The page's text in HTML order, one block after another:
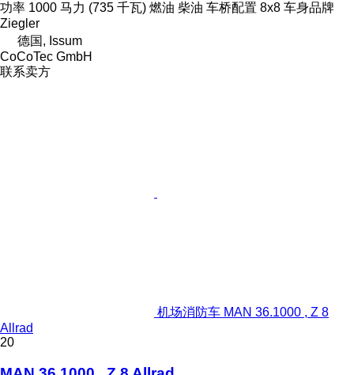
功率 1000 马力 (735 千瓦) 燃油 柴油 车桥配置 8x8 车身品牌
Ziegler
德国, Issum
CoCoTec GmbH
联系卖方
机场消防车 MAN 36.1000 , Z 8
Allrad
20